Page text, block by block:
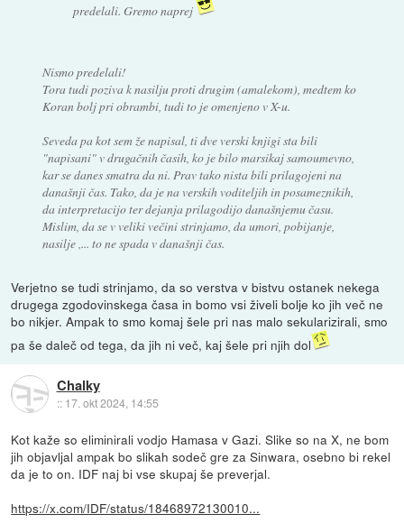
predelali. Gremo naprej
Nismo predelali!
Tora tudi poziva k nasilju proti drugim (amalekom), medtem ko
Koran bolj pri obrambi, tudi to je omenjeno v X-u.
Seveda pa kot sem že napisal, ti dve verski knjigi sta bili
"napisani" v drugačnih časih, ko je bilo marsikaj samoumevno,
kar se danes smatra da ni. Prav tako nista bili prilagojeni na
današnji čas. Tako, da je na verskih voditeljih in posameznikih,
da interpretacijo ter dejanja prilagodijo današnjemu času.
Mislim, da se v veliki večini strinjamo, da umori, pobijanje,
nasilje ,... to ne spada v današnji čas.
Verjetno se tudi strinjamo, da so verstva v bistvu ostanek nekega
drugega zgodovinskega časa in bomo vsi živeli bolje ko jih več ne
bo nikjer. Ampak to smo komaj šele pri nas malo sekularizirali, smo
pa še daleč od tega, da jih ni več, kaj šele pri njih dol
Chalky
:: 17. okt 2024, 14:55
Kot kaže so eliminirali vodjo Hamasa v Gazi. Slike so na X, ne bom
jih objavljal ampak bo slikah sodeč gre za Sinwara, osebno bi rekel
da je to on. IDF naj bi vse skupaj še preverjal.
https://x.com/IDF/status/18468972130010...